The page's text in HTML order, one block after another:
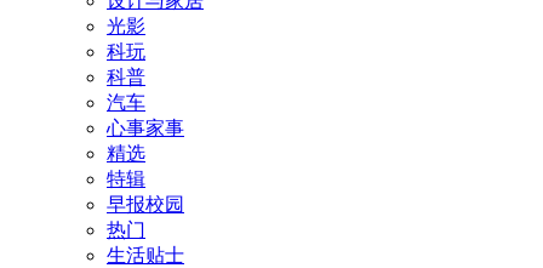
光影
科玩
科普
汽车
心事家事
精选
特辑
早报校园
热门
生活贴士